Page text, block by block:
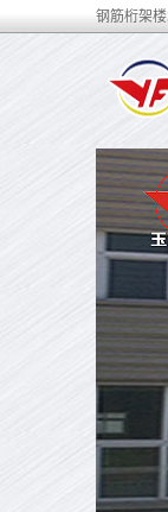
钢筋桁架